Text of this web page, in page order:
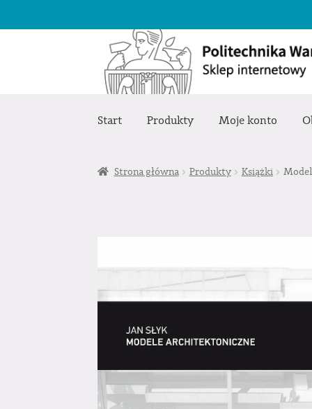
Przejdź
nawigacji
Przejdź
treści
Start Produkty Moje konto
Strona główna Produkty Książki